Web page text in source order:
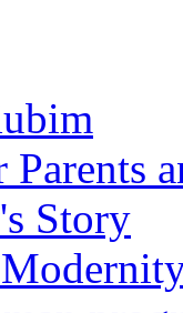
Parents
Story